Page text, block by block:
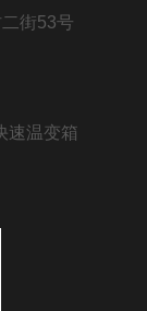
街53号
速温变箱